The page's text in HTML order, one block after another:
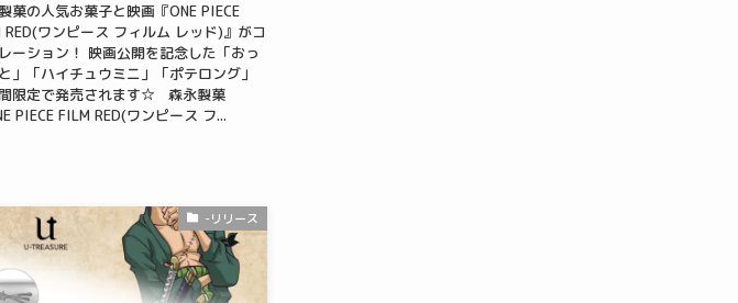
菓の人気お菓子と映画『ONE PIECE
RED(ワンピース フィルム レッド)』がコ
ーション！ 映画公開を記念した「おっ
」「ハイチュウミニ」「ポテロング」
限定で発売されます☆ 森永製菓
PIECE FILM RED(ワンピース フ...
-リリース